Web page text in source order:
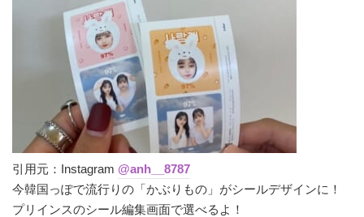
引用元：Instagram @anh__8787
今韓国っぽで流行りの「かぶりもの」がシールデザインに！
プリインスのシール編集画面で選べるよ！